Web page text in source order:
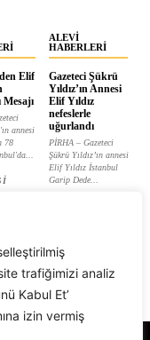
trafiğimizi analiz
Kabul Et’
izin vermiş
Elif
Mesajı
annesi
78
ALEVI
HABERLERI
Gazeteci Şükrü
Yıldız’ın Annesi
Elif Yıldız
nefeslerle
uğurlandı
PİRHA – Gazeteci
Şükrü Yıldız’ın annesi
Elif Yıldız İstanbul
Garip Dede...